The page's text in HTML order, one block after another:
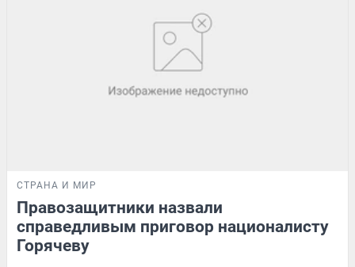
СТРАНА И МИР
Правозащитники назвали
справедливым приговор националисту
Горячеву